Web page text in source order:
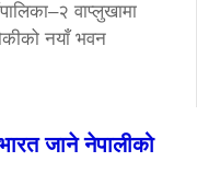
वाप्लुखामा
नयाँ भवन
जाने नेपालीको